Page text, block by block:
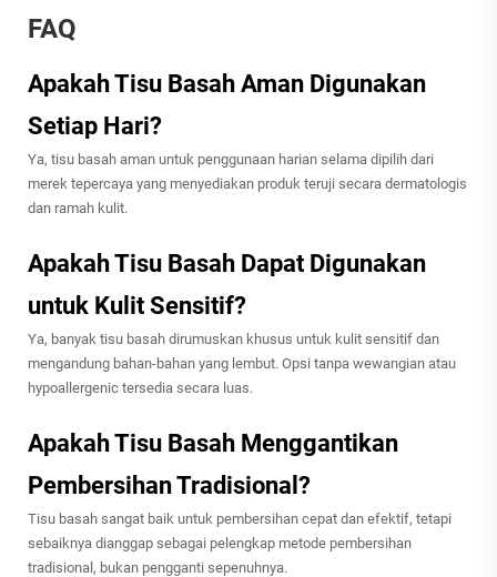
FAQ
Apakah Tisu Basah Aman Digunakan
Setiap Hari?
Ya, tisu basah aman untuk penggunaan harian selama dipilih dari
merek tepercaya yang menyediakan produk teruji secara dermatologis
dan ramah kulit.
Apakah Tisu Basah Dapat Digunakan
untuk Kulit Sensitif?
Ya, banyak tisu basah dirumuskan khusus untuk kulit sensitif dan
mengandung bahan-bahan yang lembut. Opsi tanpa wewangian atau
hypoallergenic tersedia secara luas.
Apakah Tisu Basah Menggantikan
Pembersihan Tradisional?
Tisu basah sangat baik untuk pembersihan cepat dan efektif, tetapi
sebaiknya dianggap sebagai pelengkap metode pembersihan
tradisional, bukan pengganti sepenuhnya.